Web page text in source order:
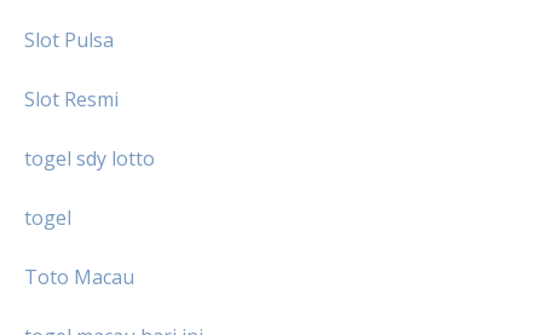
Slot Pulsa
Slot Resmi
togel sdy lotto
togel
Toto Macau